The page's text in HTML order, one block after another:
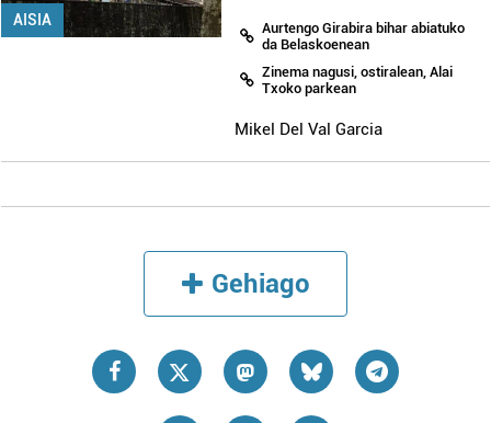
AISIA
Aurtengo Girabira bihar abiatuko
da Belaskoenean
Zinema nagusi, ostiralean, Alai
Txoko parkean
Mikel Del Val Garcia
Gehiago